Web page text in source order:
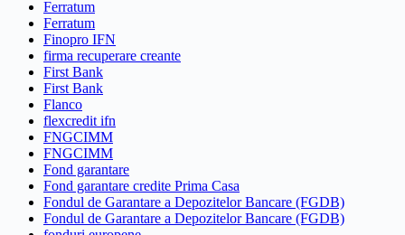
Ferratum
Ferratum
Finopro IFN
firma recuperare creante
First Bank
First Bank
Flanco
flexcredit ifn
FNGCIMM
FNGCIMM
Fond garantare
Fond garantare credite Prima Casa
Fondul de Garantare a Depozitelor Bancare (FGDB)
Fondul de Garantare a Depozitelor Bancare (FGDB)